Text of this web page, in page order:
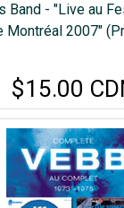
Band - "Live au
Montréal 2007"
$15.00